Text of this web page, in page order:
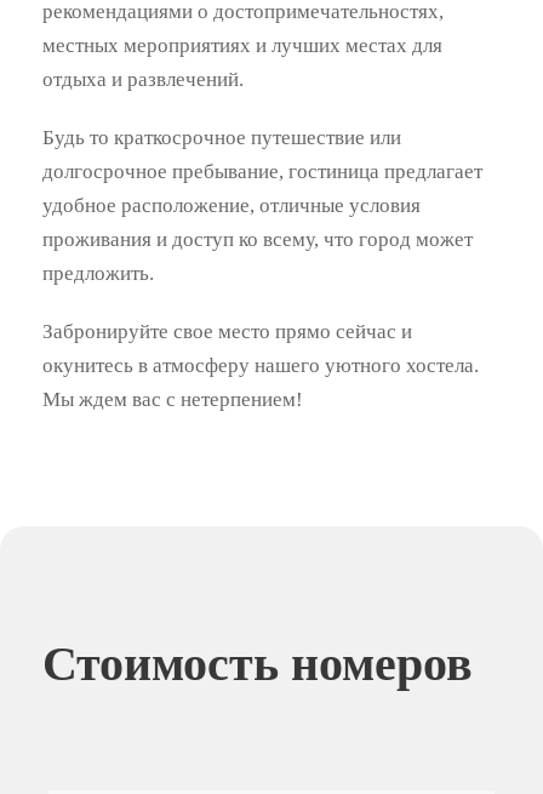
рекомендациями о достопримечательностях,
местных мероприятиях и лучших местах для
отдыха и развлечений.
Будь то краткосрочное путешествие или
долгосрочное пребывание, гостиница предлагает
удобное расположение, отличные условия
проживания и доступ ко всему, что город может
предложить.
Забронируйте свое место прямо сейчас и
окунитесь в атмосферу нашего уютного хостела.
Мы ждем вас с нетерпением!
Стоимость номеров